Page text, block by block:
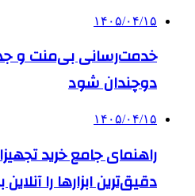
۱۴۰۵/۰۴/۱۵
خدمت‌رسانی بی‌منت و
دوچندان شود
۱۴۰۵/۰۴/۱۵
راهنمای جامع خرید
دقیق‌ترین ابزارها را آنلاین